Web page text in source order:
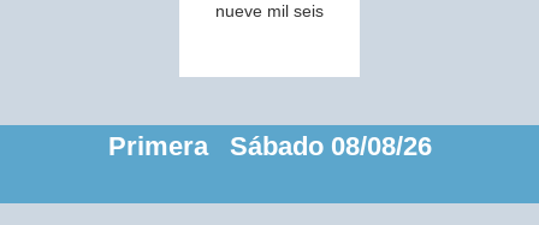
nueve mil seis
Primera Sábado 08/08/26